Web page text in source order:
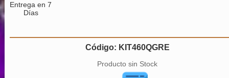
Entrega en 7
Días
Código: KIT460QGRE
Producto sin Stock